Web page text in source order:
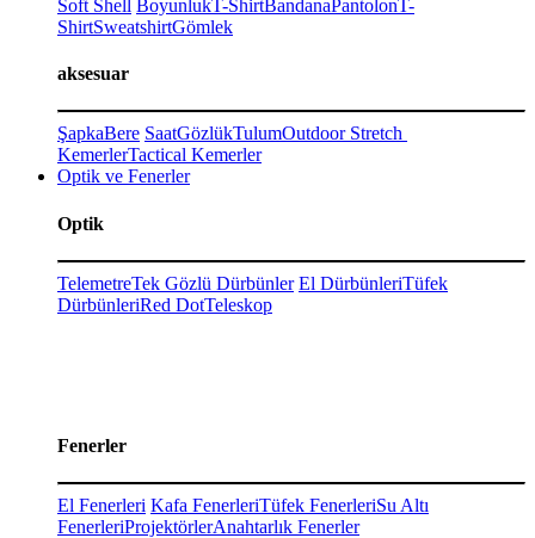
Soft Shell BoyunlukT-ShirtBandana PantolonT-
ShirtSweatshirtGömlek
aksesuar
ŞapkaBere SaatGözlükTulumOutdoor Stretch
KemerlerTactical Kemerler
Optik ve Fenerler
Optik
TelemetreTek Gözlü Dürbünler El DürbünleriTüfek
DürbünleriRed DotTeleskop
Fenerler
El Fenerleri Kafa FenerleriTüfek FenerleriSu Altı
FenerleriProjektörlerAnahtarlık Fenerler